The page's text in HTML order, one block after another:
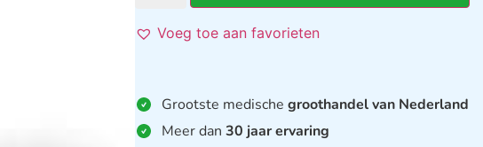
Voeg toe aan favorieten
Grootste medischegroothandel van Nederland
Meer dan30 jaar ervaring